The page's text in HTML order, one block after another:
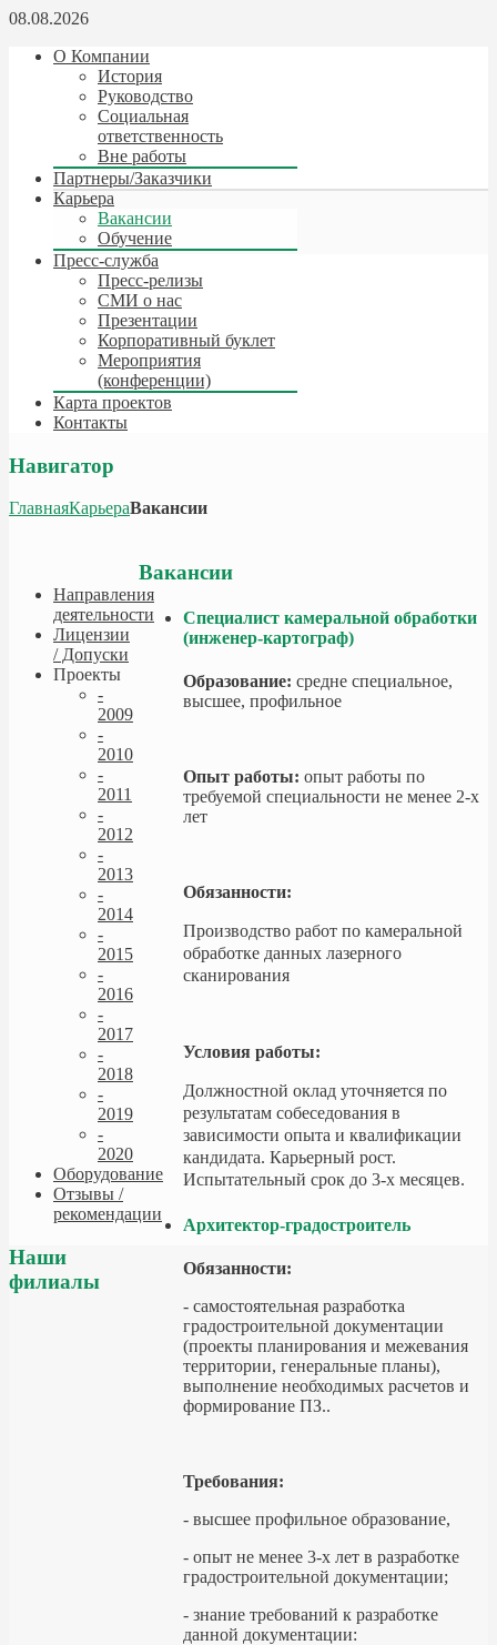
08.08.2026
О Компании
История
Руководство
Социальная
ответственность
Вне работы
Партнеры/Заказчики
Карьера
Вакансии
Обучение
Пресс-служба
Пресс-релизы
СМИ о нас
Презентации
Корпоративный буклет
Мероприятия
(конференции)
Карта проектов
Контакты
Навигатор
ГлавнаяКарьераВакансии
Вакансии
Специалист камеральной обработки
(инженер-картограф)
Образование: средне специальное,
высшее, профильное
Опыт работы: опыт работы по
требуемой специальности не менее 2-х
лет
Обязанности:
Производство работ по камеральной
обработке данных лазерного
сканирования
Условия работы:
Должностной оклад уточняется по
результатам собеседования в
зависимости опыта и квалификации
кандидата. Карьерный рост.
Испытательный срок до 3-х месяцев.
Архитектор-градостроитель
Обязанности:
- cамостоятельная разработка
градостроительной документации
(проекты планирования и межевания
территории, генеральные планы),
выполнение необходимых расчетов и
формирование ПЗ..
Требования:
- высшее профильное образование,
- опыт не менее 3-х лет в разработке
градостроительной документации;
- знание требований к разработке
данной документации:
Направления
деятельности
Лицензии
/ Допуски
Проекты
-
2009
-
2010
-
2011
-
2012
-
2013
-
2014
-
2015
-
2016
-
2017
-
2018
-
2019
-
2020
Оборудование
Отзывы /
рекомендации
Наши
филиалы